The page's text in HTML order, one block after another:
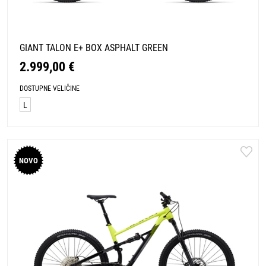
GIANT TALON E+ BOX ASPHALT GREEN
2.999,00 €
DOSTUPNE VELIČINE
L
NOVO